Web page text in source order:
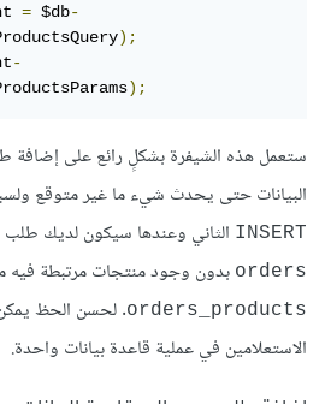
= $db-
);
-
);
ستعمل هذه الشيفرة بشكلٍ رائع على إضافة
البيانات حتى يحدث شيء ما غير متوقع
INSERT الثاني وعندها سيكون لديك
orders بدون وجود منتجات مرتبطة فيه
orders_products. لحسن الحظ
الاستعلامين في عملية قاعدة بيانات واحدة.